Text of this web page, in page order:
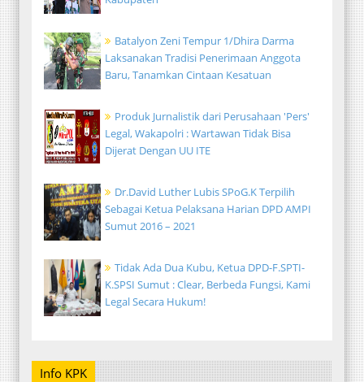
Batalyon Zeni Tempur 1/Dhira Darma
Laksanakan Tradisi Penerimaan Anggota
Baru, Tanamkan Cintaan Kesatuan
Produk Jurnalistik dari Perusahaan 'Pers'
Legal, Wakapolri : Wartawan Tidak Bisa
Dijerat Dengan UU ITE
Dr.David Luther Lubis SPoG.K Terpilih
Sebagai Ketua Pelaksana Harian DPD AMPI
Sumut 2016 – 2021
Tidak Ada Dua Kubu, Ketua DPD-F.SPTI-
K.SPSI Sumut : Clear, Berbeda Fungsi, Kami
Legal Secara Hukum!
Info KPK